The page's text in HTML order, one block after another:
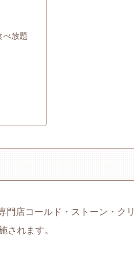
べ放題
門店コールド・ストーン・クリ
されます。